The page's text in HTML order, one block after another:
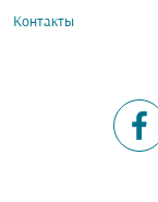
Контакты